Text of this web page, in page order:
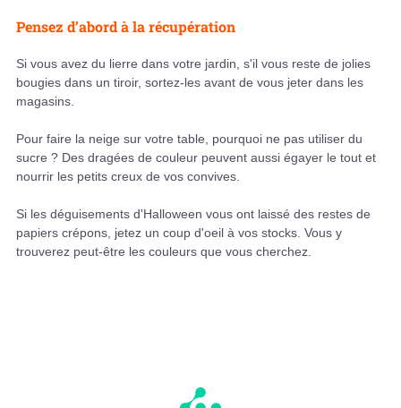
Pensez d’abord à la récupération
Si vous avez du lierre dans votre jardin, s'il vous reste de jolies
bougies dans un tiroir, sortez-les avant de vous jeter dans les
magasins.
Pour faire la neige sur votre table, pourquoi ne pas utiliser du
sucre ? Des dragées de couleur peuvent aussi égayer le tout et
nourrir les petits creux de vos convives.
Si les déguisements d'Halloween vous ont laissé des restes de
papiers crépons, jetez un coup d'oeil à vos stocks. Vous y
trouverez peut-être les couleurs que vous cherchez.